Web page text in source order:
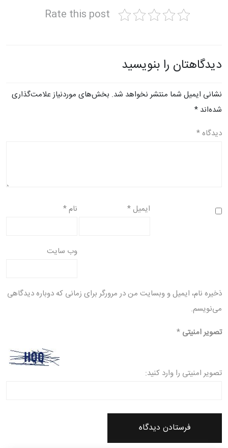
Rate this post
دیدگاهتان را بنویسید
نشانی ایمیل شما منتشر نخواهد شد. بخش‌های موردنیاز علامت‌گذاری
شده‌اند *
دیدگاه *
نام* ایمیل*
وب‌ سایت
ذخیره نام، ایمیل و وبسایت من در مرورگر برای زمانی که دوباره دیدگاهی
می‌نویسم.
تصویر امنیتی *
تصویر امنیتی را وارد کنید: